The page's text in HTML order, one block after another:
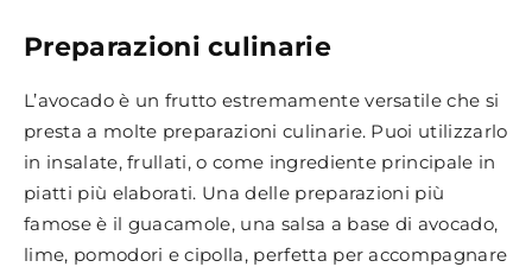
Preparazioni culinarie
L’avocado è un frutto estremamente versatile che si
presta a molte preparazioni culinarie. Puoi utilizzarlo
in insalate, frullati, o come ingrediente principale in
piatti più elaborati. Una delle preparazioni più
famose è il guacamole, una salsa a base di avocado,
lime, pomodori e cipolla, perfetta per accompagnare